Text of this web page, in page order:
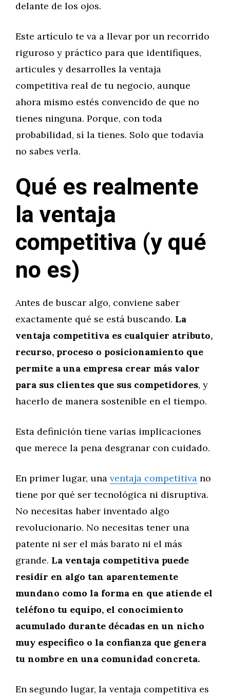
delante de los ojos.
Este artículo te va a llevar por un recorrido
riguroso y práctico para que identifiques,
articules y desarrolles la ventaja
competitiva real de tu negocio, aunque
ahora mismo estés convencido de que no
tienes ninguna. Porque, con toda
probabilidad, sí la tienes. Solo que todavía
no sabes verla.
Qué es realmente
la ventaja
competitiva (y qué
no es)
Antes de buscar algo, conviene saber
exactamente qué se está buscando. La
ventaja competitiva es cualquier atributo,
recurso, proceso o posicionamiento que
permite a una empresa crear más valor
para sus clientes que sus competidores, y
hacerlo de manera sostenible en el tiempo.
Esta definición tiene varias implicaciones
que merece la pena desgranar con cuidado.
En primer lugar, una ventaja competitiva no
tiene por qué ser tecnológica ni disruptiva.
No necesitas haber inventado algo
revolucionario. No necesitas tener una
patente ni ser el más barato ni el más
grande. La ventaja competitiva puede
residir en algo tan aparentemente
mundano como la forma en que atiende el
teléfono tu equipo, el conocimiento
acumulado durante décadas en un nicho
muy específico o la confianza que genera
tu nombre en una comunidad concreta.
En segundo lugar, la ventaja competitiva es